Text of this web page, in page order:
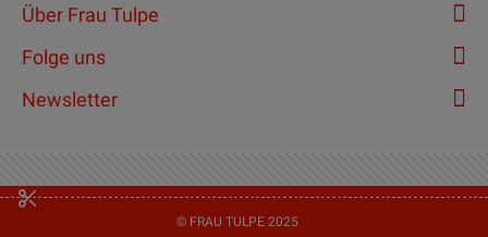
Über Frau Tulpe
Folge uns
Newsletter
© FRAU TULPE 2025